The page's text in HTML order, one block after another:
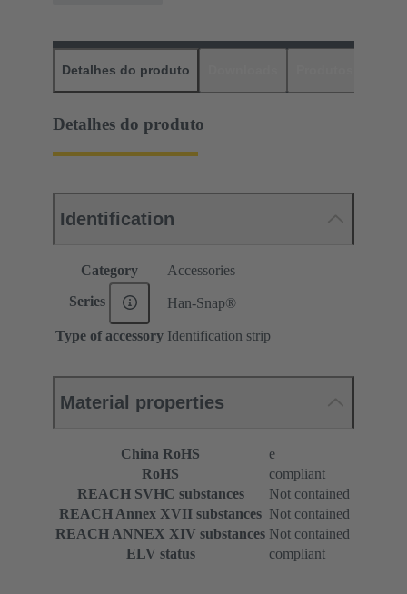
Detalhes do produto
Detalhes do produto
Identification
Category Accessories
Series Han-Snap®
Type of accessory Identification strip
Material properties
China RoHS
e
RoHS
compliant
REACH SVHC substances
Not contained
REACH Annex XVII substances Not contained
REACH ANNEX XIV substances Not contained
ELV status
compliant